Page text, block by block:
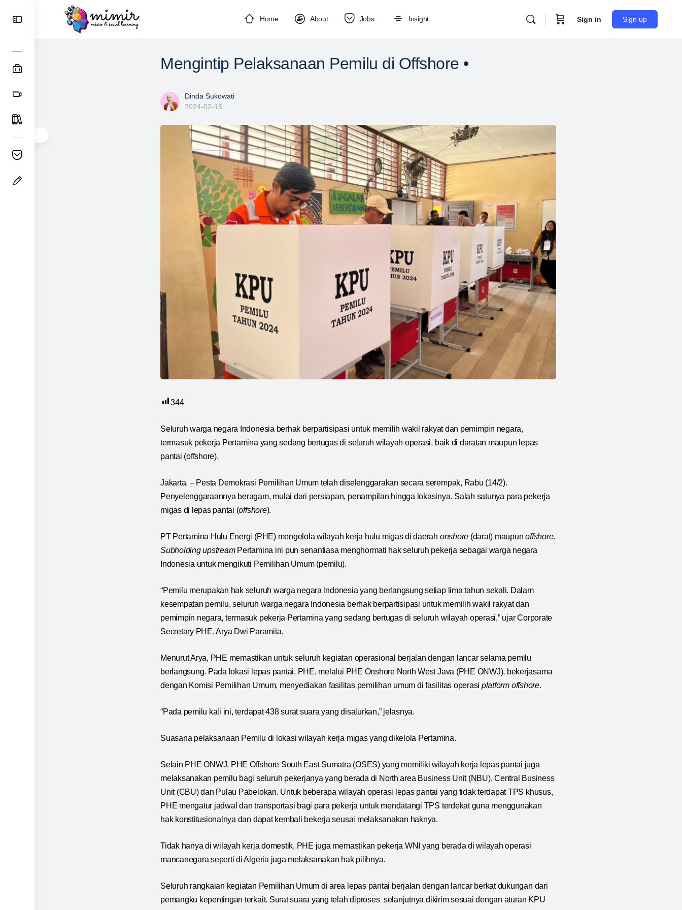
Home About Jobs Insight Sign in Sign up
Mengintip Pelaksanaan Pemilu di Offshore •
Dinda Sukowati
2024-02-15
344
Seluruh warga negara Indonesia berhak berpartisipasi untuk memilih wakil rakyat dan pemimpin negara,
termasuk pekerja Pertamina yang sedang bertugas di seluruh wilayah operasi, baik di daratan maupun lepas
pantai (offshore).
Jakarta, – Pesta Demokrasi Pemilihan Umum telah diselenggarakan secara serempak, Rabu (14/2).
Penyelenggaraannya beragam, mulai dari persiapan, penampilan hingga lokasinya. Salah satunya para pekerja
migas di lepas pantai (offshore).
PT Pertamina Hulu Energi (PHE) mengelola wilayah kerja hulu migas di daerah onshore (darat) maupunoffshore.
Subholding upstreamPertamina ini pun senantiasa menghormati hak seluruh pekerja sebagai warga negara
Indonesia untuk mengikuti Pemilihan Umum (pemilu).
“Pemilu merupakan hak seluruh warga negara Indonesia yang berlangsung setiap lima tahun sekali. Dalam
kesempatan pemilu, seluruh warga negara Indonesia berhak berpartisipasi untuk memilih wakil rakyat dan
pemimpin negara, termasuk pekerja Pertamina yang sedang bertugas di seluruh wilayah operasi,” ujar Corporate
Secretary PHE, Arya Dwi Paramita.
Menurut Arya, PHE memastikan untuk seluruh kegiatan operasional berjalan dengan lancar selama pemilu
berlangsung. Pada lokasi lepas pantai, PHE, melalui PHE Onshore North West Java (PHE ONWJ), bekerjasama
dengan Komisi Pemilihan Umum, menyediakan fasilitas pemilihan umum di fasilitas operasi platform offshore.
“Pada pemilu kali ini, terdapat 438 surat suara yang disalurkan,” jelasnya.
Suasana pelaksanaan Pemilu di lokasi wilayah kerja migas yang dikelola Pertamina.
Selain PHE ONWJ, PHE Offshore South East Sumatra (OSES) yang memiliki wilayah kerja lepas pantai juga
melaksanakan pemilu bagi seluruh pekerjanya yang berada di North area Business Unit (NBU), Central Business
Unit (CBU) dan Pulau Pabelokan. Untuk beberapa wilayah operasi lepas pantai yang tidak terdapat TPS khusus,
PHE mengatur jadwal dan transportasi bagi para pekerja untuk mendatangi TPS terdekat guna menggunakan
hak konstitusionalnya dan dapat kembali bekerja seusai melaksanakan haknya.
Tidak hanya di wilayah kerja domestik, PHE juga memastikan pekerja WNI yang berada di wilayah operasi
mancanegara seperti di Algeria juga melaksanakan hak pilihnya.
Seluruh rangkaian kegiatan Pemilihan Umum di area lepas pantai berjalan dengan lancar berkat dukungan dari
pemangku kepentingan terkait. Surat suara yang telah diproses selanjutnya dikirim sesuai dengan aturan KPU